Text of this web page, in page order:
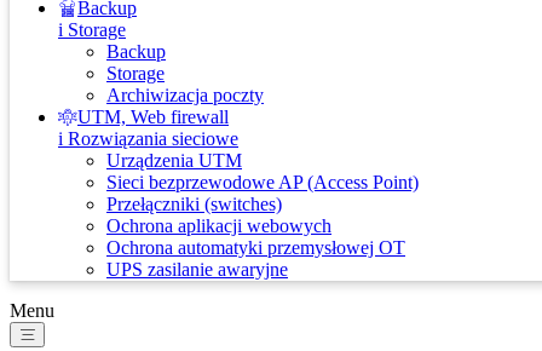
Backup
i Storage
Backup
Storage
Archiwizacja poczty
UTM, Web firewall
i Rozwiązania sieciowe
Urządzenia UTM
Sieci bezprzewodowe AP (Access Point)
Przełączniki (switches)
Ochrona aplikacji webowych
Ochrona automatyki przemysłowej OT
UPS zasilanie awaryjne
Menu